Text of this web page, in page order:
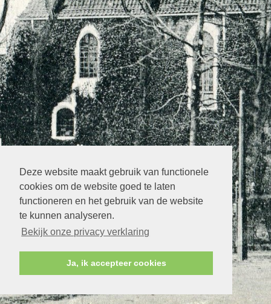
Deze website maakt gebruik van functionele
cookies om de website goed te laten
functioneren en het gebruik van de website
te kunnen analyseren.
Bekijk onze privacy verklaring
Ja, ik accepteer cookies